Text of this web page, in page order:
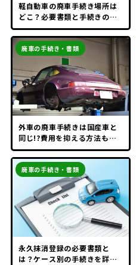
軽自動車の廃車手続き場所は
どこ？必要書類と手続きの流
れを解説
外車の廃車手続きは国産車と
同じ!?費用を抑える方法も解
説
廃車の手続き・書類
永久抹消登録の必要書類と
は？ケース別の手続きを詳し
廃車の手続き・書類